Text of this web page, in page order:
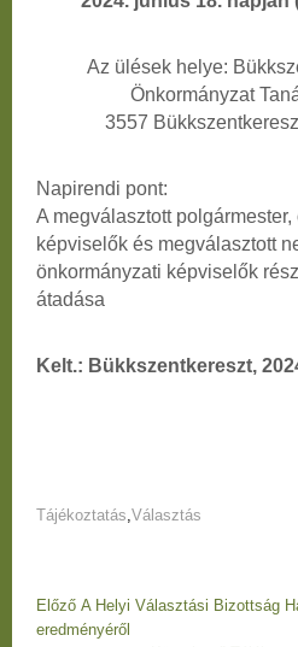
Az ülések helye:
Önkormányzat
3557
Napirendi pont:
A megválasztott
képviselők és megválasztott
önkormányzati képviselők
átadása
Kelt.: Bükkszentkereszt,
Tájékoztatás,Választás
Bejegyzés
navigáció
Előző Előző
bejegyzés
A Helyi Választási Bizottság
eredményéről